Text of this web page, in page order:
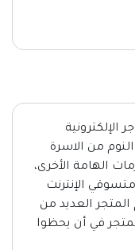
الإلكترونية
من الاسرة
الهامة الأخرى،
الإنترنت
المتجر العديد من
في أن يحظوا